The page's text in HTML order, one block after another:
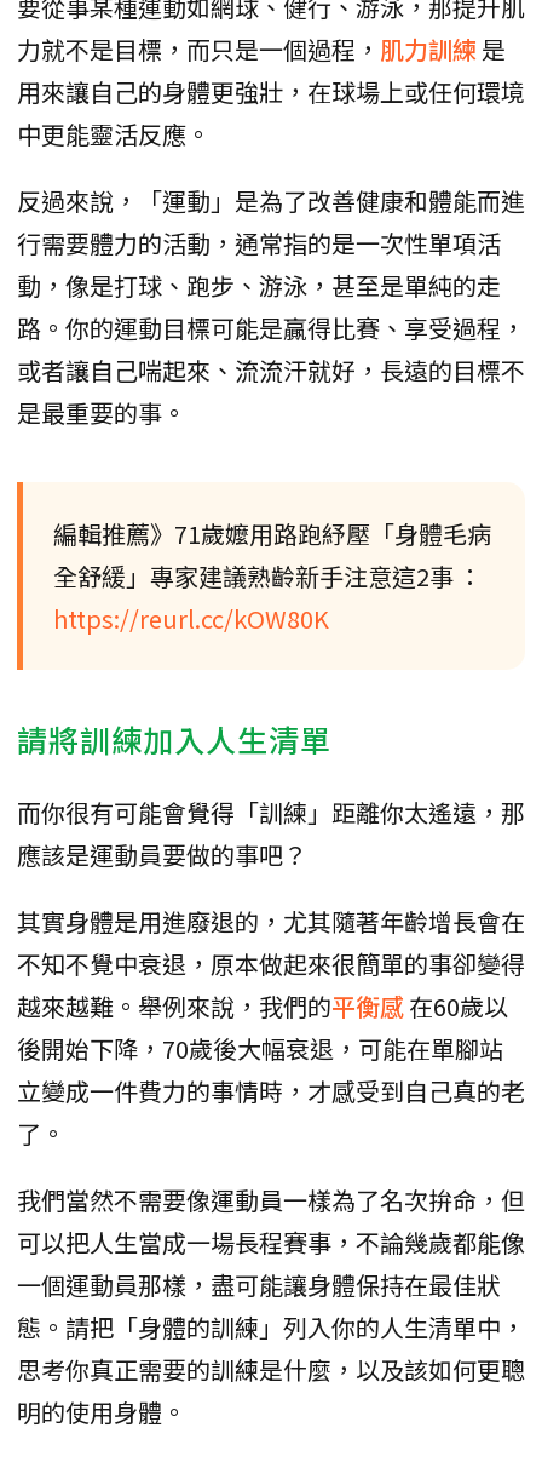
力就不是目標，而只是一個過程， 肌力訓練是
用來讓自己的身體更強壯，在球場上或任何環境
中更能靈活反應。
反過來說，「運動」是為了改善健康和體能而進
行需要體力的活動，通常指的是一次性單項活
動，像是打球、跑步、游泳，甚至是單純的走
路。你的運動目標可能是贏得比賽、享受過程，
或者讓自己喘起來、流流汗就好，長遠的目標不
是最重要的事。
編輯推薦》71歲嬤用路跑紓壓「身體毛病
全舒緩」專家建議熟齡新手注意這2事 ：
https://reurl.cc/kOW80K
請將訓練加入人生清單
而你很有可能會覺得「訓練」距離你太遙遠，那
應該是運動員要做的事吧？
其實身體是用進廢退的，尤其隨著年齡增長會在
不知不覺中衰退，原本做起來很簡單的事卻變得
越來越難。舉例來說，我們的平衡感在60歲以
後開始下降，70歲後大幅衰退，可能在單腳站
立變成一件費力的事情時，才感受到自己真的老
了。
我們當然不需要像運動員一樣為了名次拚命，但
可以把人生當成一場長程賽事，不論幾歲都能像
一個運動員那樣，盡可能讓身體保持在最佳狀
態。請把「身體的訓練」列入你的人生清單中，
思考你真正需要的訓練是什麼，以及該如何更聰
明的使用身體。